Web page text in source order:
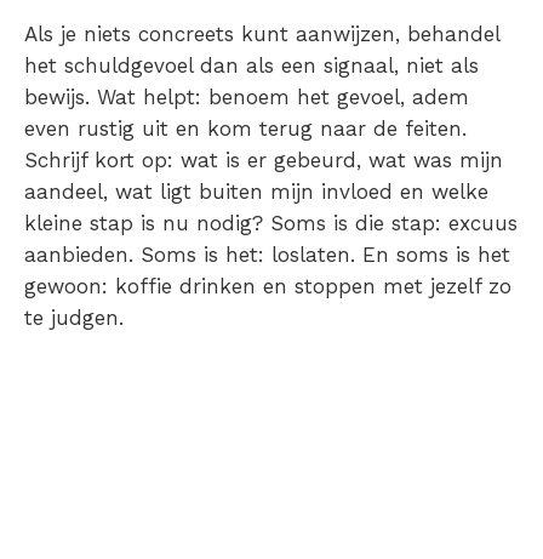
Als je niets concreets kunt aanwijzen, behandel
het schuldgevoel dan als een signaal, niet als
bewijs. Wat helpt: benoem het gevoel, adem
even rustig uit en kom terug naar de feiten.
Schrijf kort op: wat is er gebeurd, wat was mijn
aandeel, wat ligt buiten mijn invloed en welke
kleine stap is nu nodig? Soms is die stap: excuus
aanbieden. Soms is het: loslaten. En soms is het
gewoon: koffie drinken en stoppen met jezelf zo
te judgen.